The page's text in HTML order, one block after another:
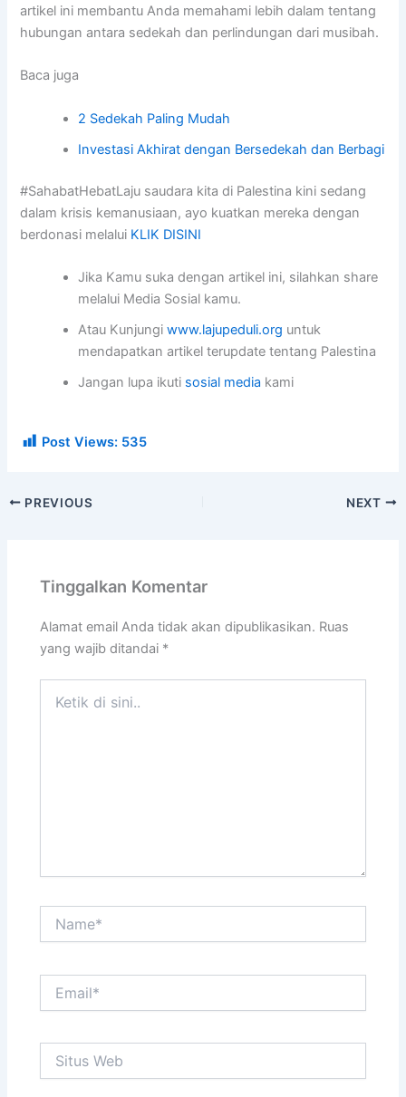
artikel ini membantu Anda memahami lebih dalam tentang
hubungan antara sedekah dan perlindungan dari musibah.
Baca juga
2 Sedekah Paling Mudah
Investasi Akhirat dengan Bersedekah dan Berbagi
#SahabatHebatLaju saudara kita di Palestina kini sedang
dalam krisis kemanusiaan, ayo kuatkan mereka dengan
berdonasi melalui KLIK DISINI
Jika Kamu suka dengan artikel ini, silahkan share
melalui Media Sosial kamu.
Atau Kunjungiwww.lajupeduli.org untuk
mendapatkan artikel terupdate tentang Palestina
Jangan lupa ikuti sosial media kami
Post Views: 535
PREVIOUS NEXT
Tinggalkan Komentar
Alamat email Anda tidak akan dipublikasikan. Ruas
yang wajib ditandai *
Web